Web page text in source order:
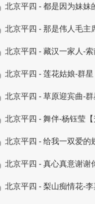
北京平四 - 都是因为妹妹的
北京平四 - 那是伟人毛主
北京平四 - 藏汉一家人-索
北京平四 - 莲花姑娘-群星
北京平四 - 草原迎宾曲-群
北京平四 - 舞伴-杨钰莹【
北京平四 - 给我一双爱的翅
北京平四 - 真心真意谢谢你
北京平四 - 梨山痴情花-李